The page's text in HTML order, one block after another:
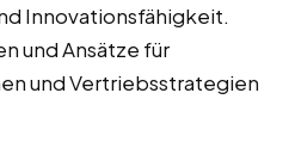
Innovationsfähigkeit.
und Ansätze für
und Vertriebsstrategien